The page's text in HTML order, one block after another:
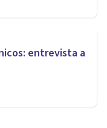
entrevista a
«Las
ideas